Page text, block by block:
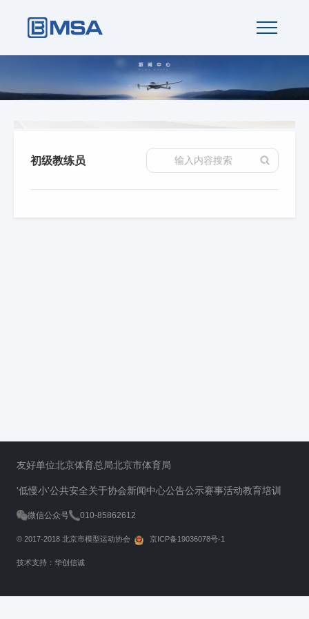
初级教练员
友好单位北京体育总局北京市体育局
'低慢小'公共安全关于协会新闻中心公告公示赛事活动教育培训
微信公众号 010-85862612
© 2017-2018 北京市模型运动协会 京ICP备19036078号-1
技术支持：华创信诚